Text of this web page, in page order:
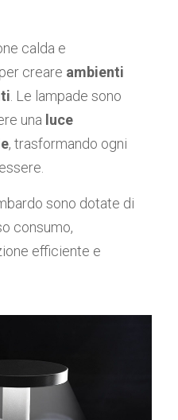
calda e
creare ambienti
. Le lampade sono
una luce
, trasformando ogni
sono dotate di
consumo,
efficiente e